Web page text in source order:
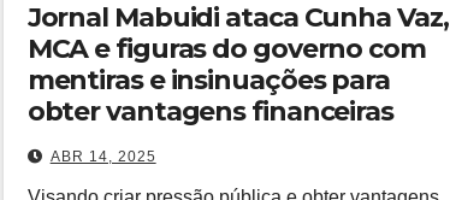
Jornal Mabuidi ataca Cunha Vaz,
MCA e figuras do governo com
mentiras e insinuações para
obter vantagens financeiras
ABR 14, 2025